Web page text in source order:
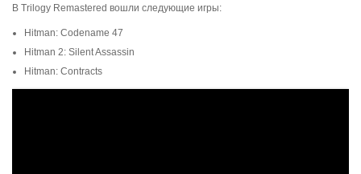
В Trilogy Remastered вошли следующие игры:
Hitman: Codename 47
Hitman 2: Silent Assassin
Hitman: Contracts